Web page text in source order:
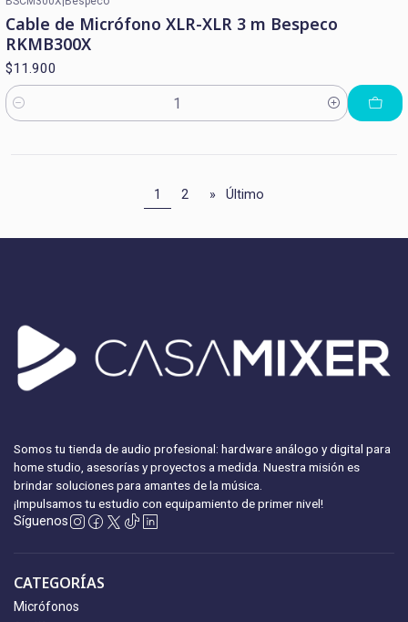
Cable de Micrófono XLR-XLR 3 m Bespeco
RKMB300X
$11.900
Cantidad
1 2 » Último
Somos tu tienda de audio profesional: hardware análogo y digital para
home studio, asesorías y proyectos a medida. Nuestra misión es
brindar soluciones para amantes de la música.
¡Impulsamos tu estudio con equipamiento de primer nivel!
Síguenos
CATEGORÍAS
Micrófonos